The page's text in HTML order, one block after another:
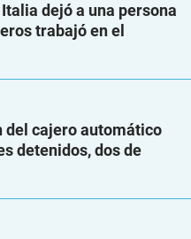
dejó a una persona
trabajó en el
del cajero automático
detenidos, dos de